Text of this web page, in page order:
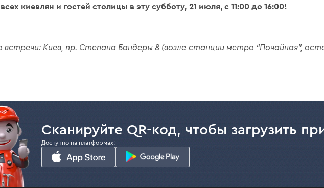
киевлян и гостей столицы в эту субботу, 21 июля, с 11:00 до 16:00!
Киев, пр. Степана Бандеры 8 (возле станции метро “Почайная”,
Сканируйте QR-код, чтобы загрузить
Доступно на платформах: